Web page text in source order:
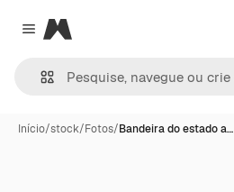
Close menu
Magnific
Início/stock/Fotos/Bandeira do estado a…